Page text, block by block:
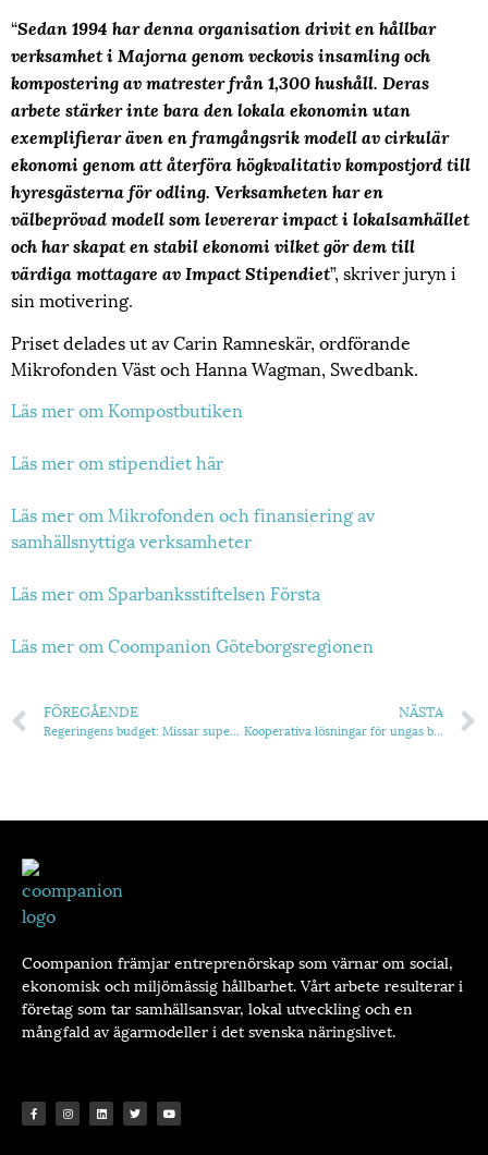
“Sedan 1994 har denna organisation drivit en hållbar
verksamhet i Majorna genom veckovis insamling och
kompostering av matrester från 1,300 hushåll. Deras
arbete stärker inte bara den lokala ekonomin utan
exemplifierar även en framgångsrik modell av cirkulär
ekonomi genom att återföra högkvalitativ kompostjord till
hyresgästerna för odling. Verksamheten har en
välbeprövad modell som levererar impact i lokalsamhället
och har skapat en stabil ekonomi vilket gör dem till
värdiga mottagare av Impact Stipendiet”, skriver juryn i
sin motivering.
Priset delades ut av Carin Ramneskär, ordförande
Mikrofonden Väst och Hanna Wagman, Swedbank.
Läs mer om Kompostbutiken
Läs mer om stipendiet här
Läs mer om Mikrofonden och finansiering av
samhällsnyttiga verksamheter
Läs mer om Sparbanksstiftelsen Första
Läs mer om Coompanion Göteborgsregionen
FÖREGÅENDE
Regeringens budget: Missar superkraften i kooperativt entreprenörskap
NÄSTA
Kooperativa lösningar för ungas bostadssituation diskuterades i riksdagen
Coompanion främjar entreprenörskap som värnar om social,
ekonomisk och miljömässig hållbarhet. Vårt arbete resulterar i
företag som tar samhällsansvar, lokal utveckling och en
mångfald av ägarmodeller i det svenska näringslivet.